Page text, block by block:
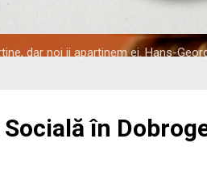
dar noi ii apartinem ei. Hans-
în